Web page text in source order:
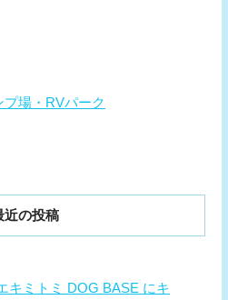
場・RVパーク
近の投稿
キミトミ DOG BASE にキ